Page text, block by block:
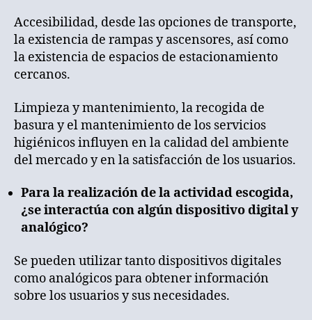
Accesibilidad, desde las opciones de transporte,
la existencia de rampas y ascensores, así como
la existencia de espacios de estacionamiento
cercanos.
Limpieza y mantenimiento, la recogida de
basura y el mantenimiento de los servicios
higiénicos influyen en la calidad del ambiente
del mercado y en la satisfacción de los usuarios.
Para la realización de la actividad escogida,
¿se interactúa con algún dispositivo digital y
analógico?
Se pueden utilizar tanto dispositivos digitales
como analógicos para obtener información
sobre los usuarios y sus necesidades.